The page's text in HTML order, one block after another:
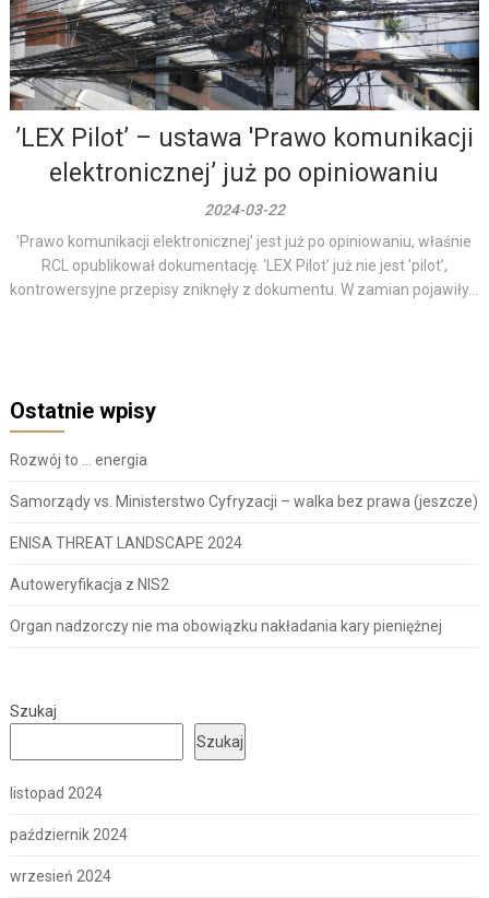
’LEX Pilot’ – ustawa 'Prawo komunikacji
elektronicznej’ już po opiniowaniu
2024-03-22
’Prawo komunikacji elektronicznej’ jest już po opiniowaniu, właśnie
RCL opublikował dokumentację. 'LEX Pilot’ już nie jest 'pilot’,
kontrowersyjne przepisy zniknęły z dokumentu. W zamian pojawiły...
Ostatnie wpisy
Rozwój to … energia
Samorządy vs. Ministerstwo Cyfryzacji – walka bez prawa (jeszcze)
ENISA THREAT LANDSCAPE 2024
Autoweryfikacja z NIS2
Organ nadzorczy nie ma obowiązku nakładania kary pieniężnej
Szukaj
Szukaj
listopad 2024
październik 2024
wrzesień 2024